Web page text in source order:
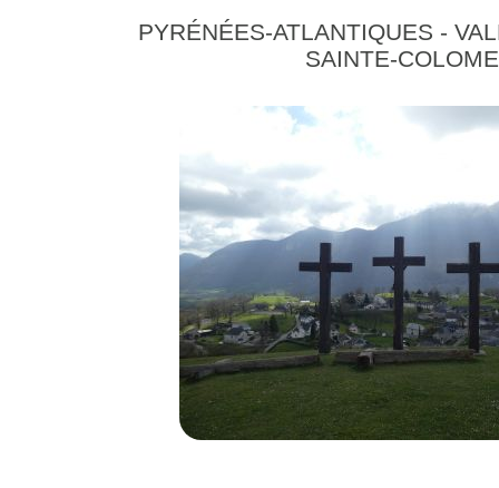
PYRÉNÉES-ATLANTIQUES -
SAINTE-COLOME